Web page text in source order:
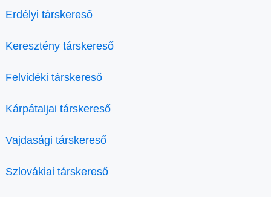
Erdélyi társkereső
Keresztény társkereső
Felvidéki társkereső
Kárpátaljai társkereső
Vajdasági társkereső
Szlovákiai társkereső